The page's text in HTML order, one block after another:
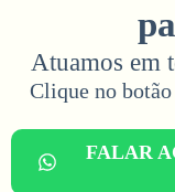
Atuamos em
Clique no
FALAR